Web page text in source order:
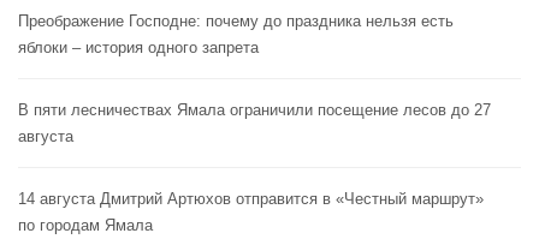
Преображение Господне: почему до праздника нельзя есть
яблоки – история одного запрета
В пяти лесничествах Ямала ограничили посещение лесов до 27
августа
14 августа Дмитрий Артюхов отправится в «Честный маршрут»
по городам Ямала